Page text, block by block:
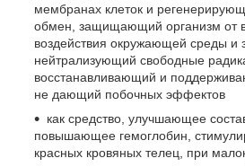
мембранах клеток и
обмен, защищающий организм от
воздействия окружающей среды и
нейтрализующий свободные
восстанавливающий и
не дающий побочных эффектов
как средство, улучшающее
повышающее гемоглобин,
красных кровяных телец, при